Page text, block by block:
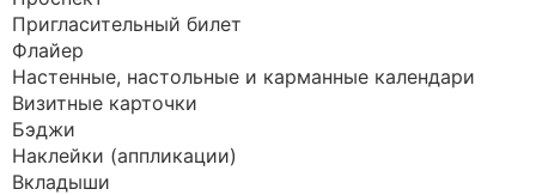
Пригласительный билет
Флайер
Настенные, настольные и карманные календари
Визитные карточки
Бэджи
Наклейки (аппликации)
Вкладыши